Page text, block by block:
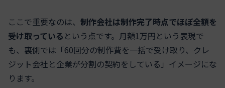
ここで重要なのは、 制作会社は制作完了時点でほぼ全額を
受け取っている という点です。月額1万円という表現で
も、裏側では「60回分の制作費を一括で受け取り、クレ
ジット会社と企業が分割の契約をしている」イメージにな
ります。